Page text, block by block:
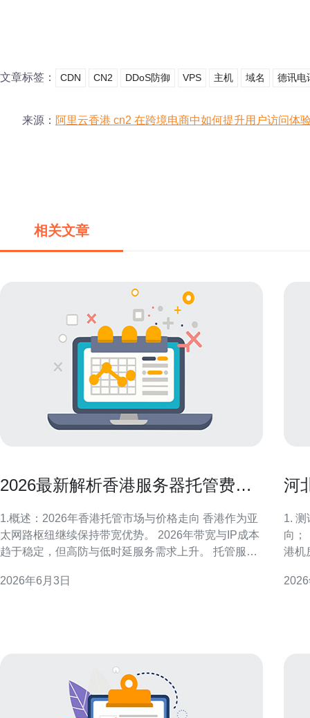
文章标签： CDN CN2 DDoS防御 VPS 主机 域名 德讯电
来源： 阿里云香港 cn2 在跨境电商中如何提升用户访问体
相关文章
2026最新解析香港服务器托管费多
1.概述：2026年香港托管市场与价格走向 香港作为亚
太网路枢纽继续保持带宽优势。 2026年带宽与IP成本
趋于稳定，但高防与低时延服务需求上升。 托管服务
企业决策侧重于成本、网络延迟、合规与安全（如
2026年6月3日
河
1. 测
向；
港机
包率